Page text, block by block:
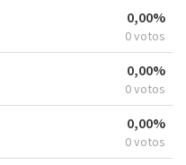
0,00%
0 votos
0,00%
0 votos
0,00%
0 votos